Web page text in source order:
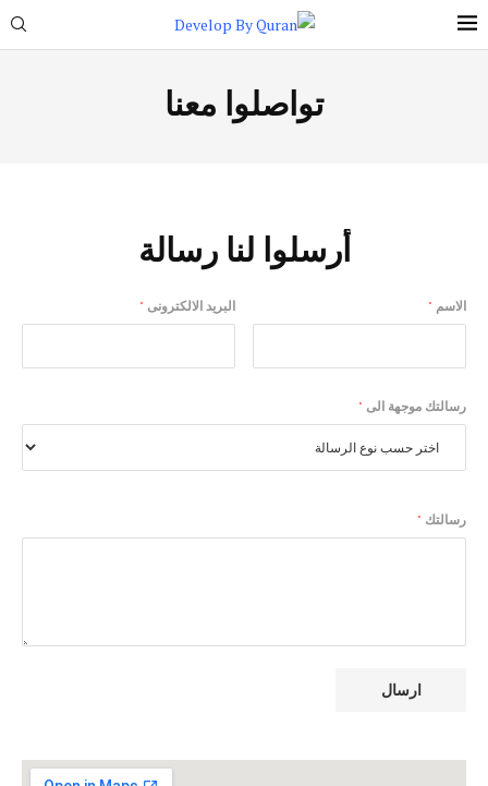
تواصلوا معنا
أرسلوا لنا رسالة
الاسم * البريد الالكترونى *
رسالتك موجهة الى *
رسالتك *
ارسال